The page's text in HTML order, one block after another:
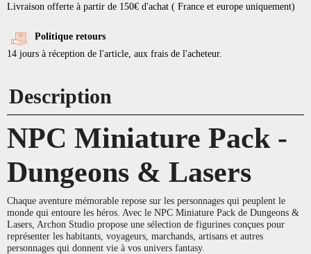
Livraison offerte à partir de 150€ d'achat ( France et europe uniquement)
Politique retours
14 jours à réception de l'article, aux frais de l'acheteur.
Description
NPC Miniature Pack -
Dungeons & Lasers
Chaque aventure mémorable repose sur les personnages qui peuplent le
monde qui entoure les héros. Avec le NPC Miniature Pack de Dungeons &
Lasers, Archon Studio propose une sélection de figurines conçues pour
représenter les habitants, voyageurs, marchands, artisans et autres
personnages qui donnent vie à vos univers fantasy.